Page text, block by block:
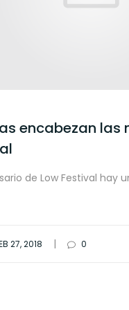
encabezan las
de Low Festival hay
27, 2018 | 0